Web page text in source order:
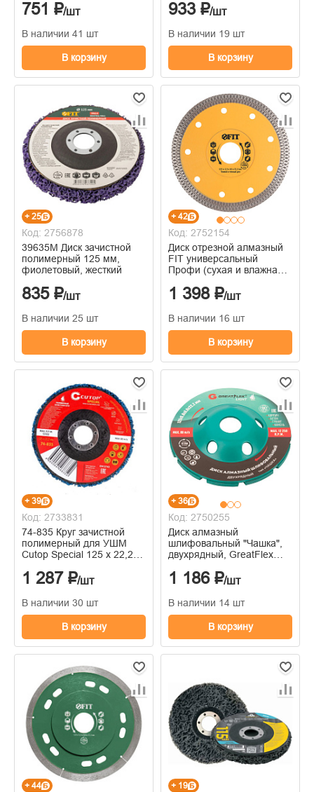
751 ₽/шт
В наличии 41 шт
В корзину
933 ₽/шт
В наличии 19 шт
В корзину
+ 25
Код: 2756878
39635М Диск зачистной
полимерный 125 мм,
фиолетовый, жесткий
835 ₽/шт
В наличии 25 шт
В корзину
+ 42
Код: 2752154
Диск отрезной алмазный
FIT универсальный
Профи (сухая и влажная
мм
1 398 ₽/шт
В наличии 16 шт
В корзину
+ 39
Код: 2733831
74-835 Круг зачистной
полимерный для УШМ
Cutop Special 125 х 22,2
1 287 ₽/шт
В наличии 30 шт
В корзину
+ 36
Код: 2750255
Диск алмазный
шлифовальный "Чашка",
двухрядный, GreatFlex
мм
1 186 ₽/шт
В наличии 14 шт
В корзину
+ 44 + 19